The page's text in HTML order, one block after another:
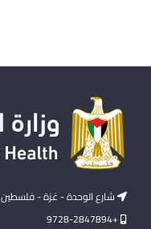
شارع الوحدة - غزة - فلسطين
+9728-2847894